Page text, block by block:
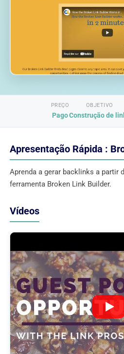
PREÇO
Pago
OBJETIVO
Construção de
Apresentação Rápida :
Aprenda a gerar backlinks a partir
ferramenta Broken Link Builder.
Vídeos